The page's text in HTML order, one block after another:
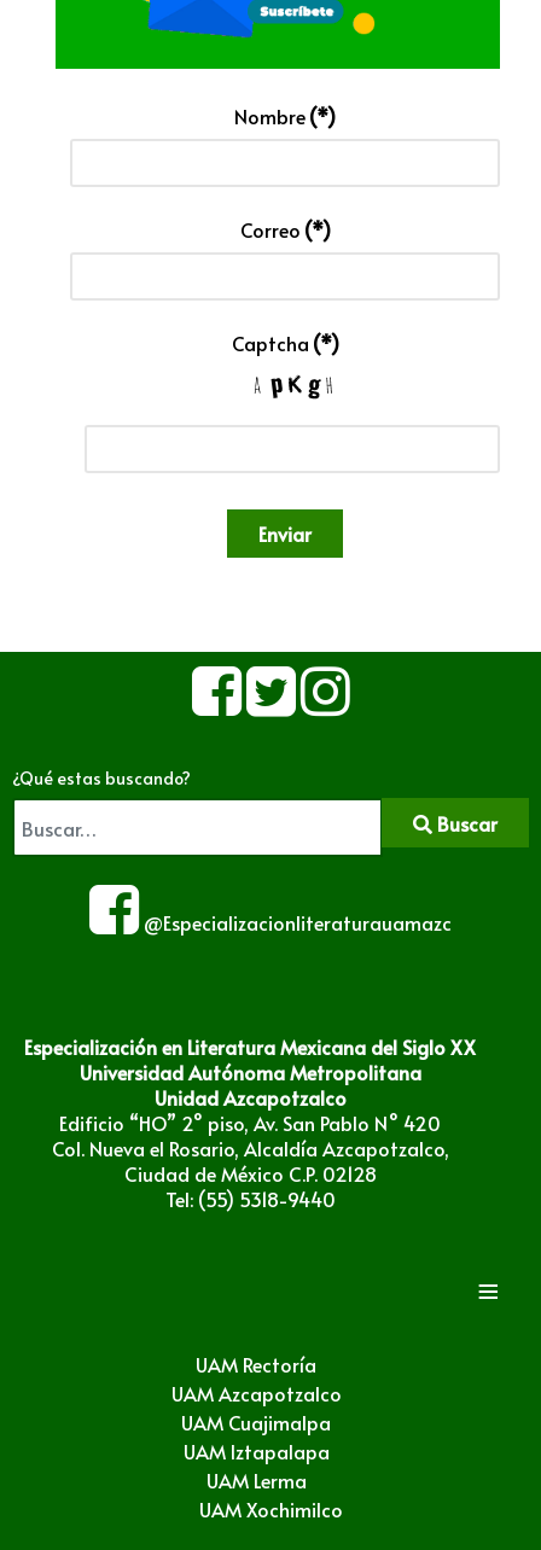
Nombre(*)
Correo (*)
Captcha (*)
Enviar
¿Qué estas buscando?
Buscar
@Especializacionliteraturauamazc
Especialización en Literatura Mexicana del Siglo XX
Universidad Autónoma Metropolitana
Unidad Azcapotzalco
Edificio “HO” 2° piso, Av. San Pablo N° 420
Col. Nueva el Rosario, Alcaldía Azcapotzalco,
Ciudad de México C.P. 02128
Tel: (55) 5318-9440
≡
UAM Rectoría
UAM Azcapotzalco
UAM Cuajimalpa
UAM Iztapalapa
UAM Lerma
UAM Xochimilco